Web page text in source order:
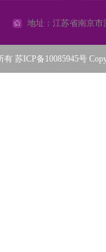
地址：江苏省南京市
苏ICP备10085945号